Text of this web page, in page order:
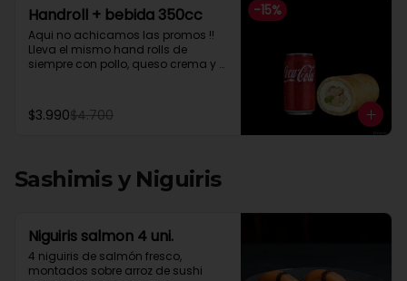
-15%
Handroll + bebida 350cc
Aqui no achicamos las promos !!
Lleva el mismo hand rolls de
siempre con pollo, queso crema y
$3.990$4.700
Sashimis y Niguiris
Niguiris salmon 4 uni.
4 niguiris de salmón fresco,
montados sobre arroz de sushi